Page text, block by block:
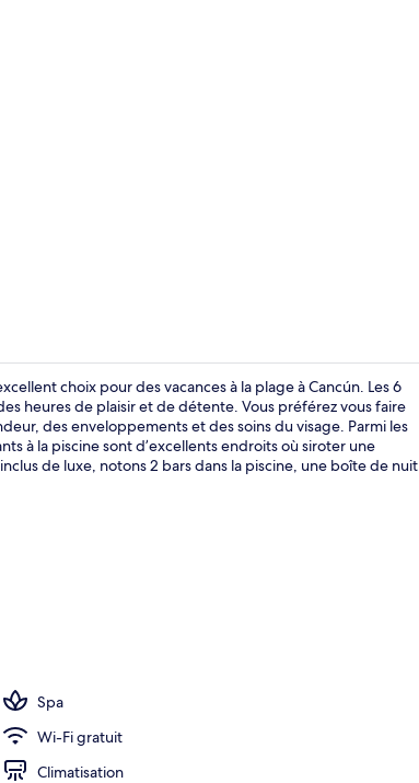
choix pour des vacances à la plage à Cancún. Les 6
heures de plaisir et de détente. Vous préférez vous faire
des enveloppements et des soins du visage. Parmi les
à la piscine sont d’excellents endroits où siroter une
de luxe, notons 2 bars dans la piscine, une boîte de nuit
Spa
Wi-Fi gratuit
Climatisation